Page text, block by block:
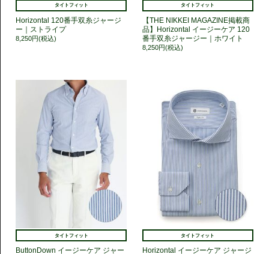
タイトフィット
Horizontal 120番手双糸ジャージ
ー｜ストライプ
8,250円(税込)
タイトフィット
【THE NIKKEI MAGAZINE掲載商
品】Horizontal イージーケア 120
番手双糸ジャージー｜ホワイト
8,250円(税込)
タイトフィット
ButtonDown イージーケア ジャー
タイトフィット
Horizontal イージーケア ジャージ